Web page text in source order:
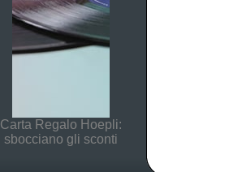
Carta Regalo Hoepli:
sbocciano gli sconti